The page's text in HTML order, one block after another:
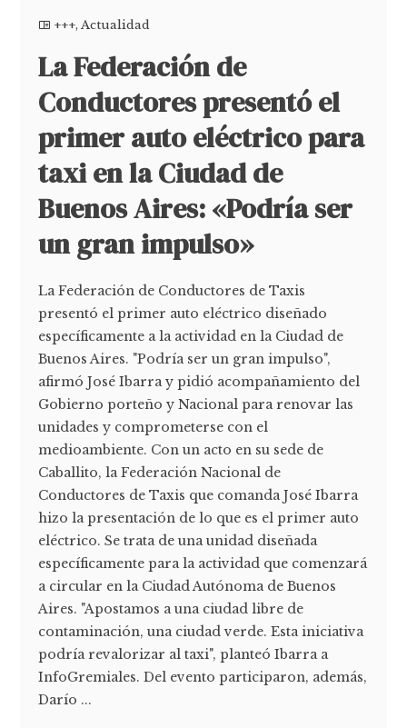
+++,Actualidad
La Federación de
Conductores presentó el
primer auto eléctrico para
taxi en la Ciudad de
Buenos Aires: «Podría ser
un gran impulso»
La Federación de Conductores de Taxis
presentó el primer auto eléctrico diseñado
específicamente a la actividad en la Ciudad de
Buenos Aires. "Podría ser un gran impulso",
afirmó José Ibarra y pidió acompañamiento del
Gobierno porteño y Nacional para renovar las
unidades y comprometerse con el
medioambiente. Con un acto en su sede de
Caballito, la Federación Nacional de
Conductores de Taxis que comanda José Ibarra
hizo la presentación de lo que es el primer auto
eléctrico. Se trata de una unidad diseñada
específicamente para la actividad que comenzará
a circular en la Ciudad Autónoma de Buenos
Aires. "Apostamos a una ciudad libre de
contaminación, una ciudad verde. Esta iniciativa
podría revalorizar al taxi", planteó Ibarra a
InfoGremiales. Del evento participaron, además,
Darío ...